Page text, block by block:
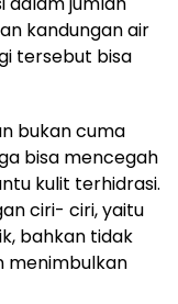
kandungan air
tersebut bisa
bukan cuma
bisa mencegah
kulit terhidrasi.
ciri- ciri, yaitu
bahkan tidak
menimbulkan